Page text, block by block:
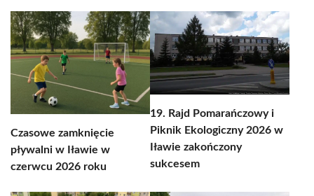
Czasowe zamknięcie
pływalni w Iławie w
czerwcu 2026 roku
19. Rajd Pomarańczowy i
Piknik Ekologiczny 2026 w
Iławie zakończony
sukcesem